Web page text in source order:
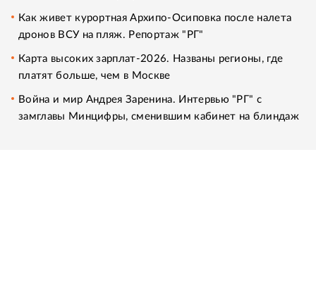
Как живет курортная Архипо-Осиповка после налета
дронов ВСУ на пляж. Репортаж "РГ"
Карта высоких зарплат-2026. Названы регионы, где
платят больше, чем в Москве
Война и мир Андрея Заренина. Интервью "РГ" с
замглавы Минцифры, сменившим кабинет на блиндаж